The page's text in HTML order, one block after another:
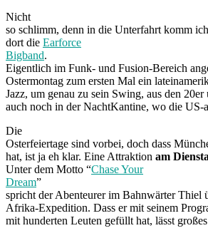
Nicht
so schlimm, denn in die Unterfahrt komm ich
dort die Earforce
Bigband.
Eigentlich im Funk- und Fusion-Bereich
Ostermontag zum ersten Mal ein
Jazz, um genau zu sein Swing, aus den
auch noch in der NachtKantine, wo die US-
Die
Osterfeiertage sind vorbei, doch dass
hat, ist ja eh klar. Eine Attraktion am
Unter dem Motto “Chase Your
Dream”
spricht der Abenteurer im Bahnwärter Thiel
Afrika-Expedition. Dass er mit seinem
mit hunderten Leuten gefüllt hat, lässt